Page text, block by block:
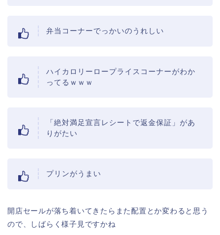
弁当コーナーでっかいのうれしい
ハイカロリーロープライスコーナーがわか
ってるｗｗｗ
「絶対満足宣言レシートで返金保証」があ
りがたい
プリンがうまい
開店セールが落ち着いてきたらまた配置とか変わると思う
ので、しばらく様子見ですかね